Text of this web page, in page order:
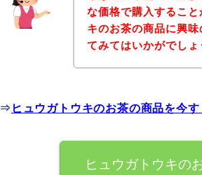
な価格で購入するこ
キのお茶の商品に興
てみてはいかがでしょ
⇒ ヒュウガトウキのお茶の商品を今
ヒュウガトウキの